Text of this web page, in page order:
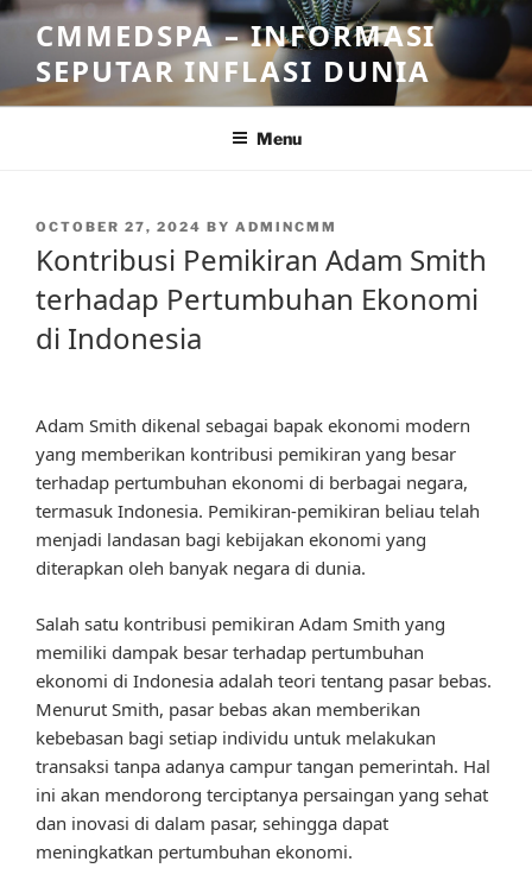
Skip
content
CMMEDSPA – INFORMASI
SEPUTAR INFLASI DUNIA
Menu
POSTED
OCTOBER 27, 2024 BY ADMINCMM
Kontribusi Pemikiran Adam Smith
terhadap Pertumbuhan Ekonomi
di Indonesia
Adam Smith dikenal sebagai bapak ekonomi modern
yang memberikan kontribusi pemikiran yang besar
terhadap pertumbuhan ekonomi di berbagai negara,
termasuk Indonesia. Pemikiran-pemikiran beliau telah
menjadi landasan bagi kebijakan ekonomi yang
diterapkan oleh banyak negara di dunia.
Salah satu kontribusi pemikiran Adam Smith yang
memiliki dampak besar terhadap pertumbuhan
ekonomi di Indonesia adalah teori tentang pasar bebas.
Menurut Smith, pasar bebas akan memberikan
kebebasan bagi setiap individu untuk melakukan
transaksi tanpa adanya campur tangan pemerintah. Hal
ini akan mendorong terciptanya persaingan yang sehat
dan inovasi di dalam pasar, sehingga dapat
meningkatkan pertumbuhan ekonomi.